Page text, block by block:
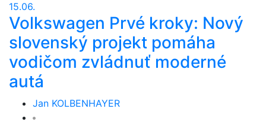
15.06.
Volkswagen Prvé kroky: Nový
slovenský projekt pomáha
vodičom zvládnuť moderné
autá
Jan KOLBENHAYER